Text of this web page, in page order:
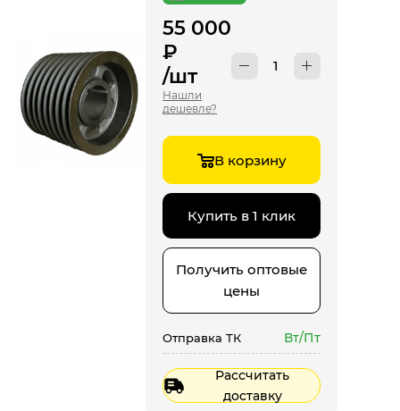
55 000
₽
/шт
Нашли
дешевле?
В корзину
Купить в 1 клик
Получить оптовые
цены
Отправка ТК Вт/Пт
Рассчитать
доставку